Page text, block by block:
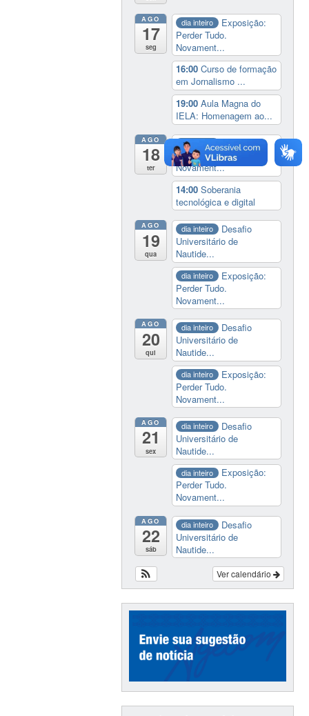
AGO
17
seg
dia inteiro
Exposição:
Perder Tudo.
Novament...
16:00Curso de formação
em Jornalismo ...
19:00Aula Magna do
IELA: Homenagem ao...
AGO
18
ter
dia inteiro
Exposição:
Perder Tudo.
Novament...
14:00Soberania
tecnológica e digital
AGO
19
qua
dia inteiro
Desafio
Universitário de
Nautide...
dia inteiro
Exposição:
Perder Tudo.
Novament...
AGO
20
qui
dia inteiro
Desafio
Universitário de
Nautide...
dia inteiro
Exposição:
Perder Tudo.
Novament...
AGO
21
sex
dia inteiro
Desafio
Universitário de
Nautide...
dia inteiro
Exposição:
Perder Tudo.
Novament...
AGO
22
sáb
dia inteiro
Desafio
Universitário de
Nautide...
Ver calendário